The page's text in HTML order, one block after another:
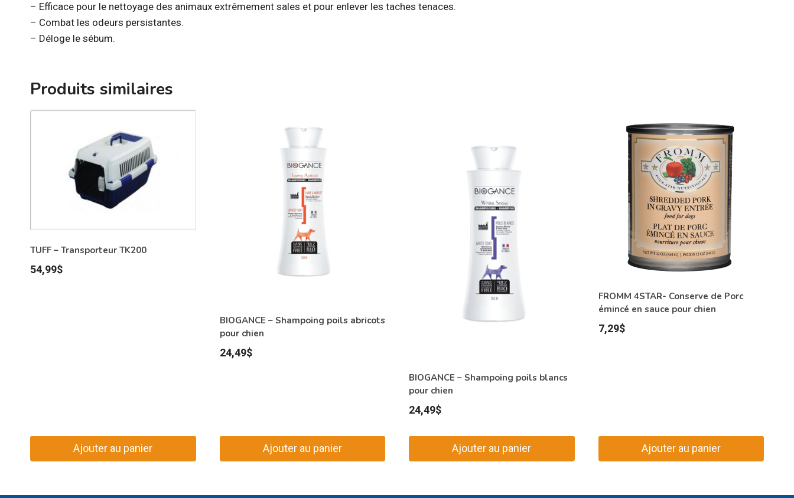
– Efficace pour le nettoyage des animaux extrêmement sales et pour enlever les taches tenaces.
– Combat les odeurs persistantes.
– Déloge le sébum.
Produits similaires
TUFF – Transporteur TK200
54,99$
Ajouter au panier
BIOGANCE – Shampoing poils abricots
pour chien
24,49$
Ajouter au panier
BIOGANCE – Shampoing poils blancs
pour chien
24,49$
Ajouter au panier
FROMM 4STAR- Conserve de Porc
émincé en sauce pour chien
7,29$
Ajouter au panier